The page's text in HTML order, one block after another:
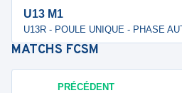
U13 M1
U13R - POULE UNIQUE - PHASE
MATCHS FCSM
PRÉCÉDENT